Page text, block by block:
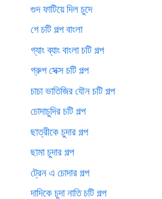
গুদ ফাটিয়ে দিল চুদে
গে চটি গল্প বাংলা
গ্যাং ব্যাং বাংলা চটি গল্প
গ্রুপ সেক্স চটি গল্প
চাচা ভাতিজির যৌন চটি গল্প
চোদাচুদির চটি গল্প
ছাত্রীকে চুদার গল্প
ছামা চুদার গল্প
ট্রেন এ চোদার গল্প
দাদিকে চুদা নাতি চটি গল্প